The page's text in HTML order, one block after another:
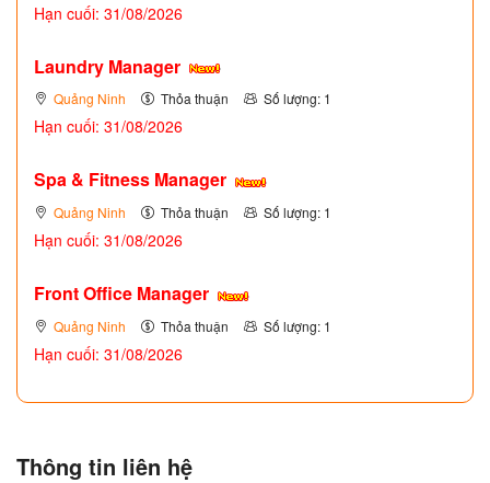
Hạn cuối: 31/08/2026
Laundry Manager
Quảng Ninh Thỏa thuận Số lượng: 1
Hạn cuối: 31/08/2026
Spa & Fitness Manager
Quảng Ninh Thỏa thuận Số lượng: 1
Hạn cuối: 31/08/2026
Front Office Manager
Quảng Ninh Thỏa thuận Số lượng: 1
Hạn cuối: 31/08/2026
Thông tin liên hệ